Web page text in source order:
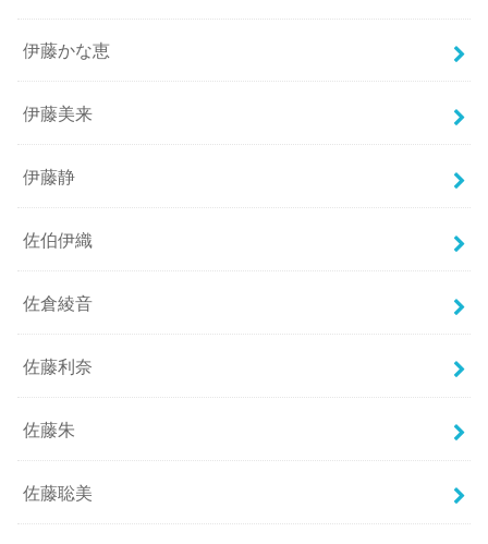
伊藤かな恵
伊藤美来
伊藤静
佐伯伊織
佐倉綾音
佐藤利奈
佐藤朱
佐藤聡美